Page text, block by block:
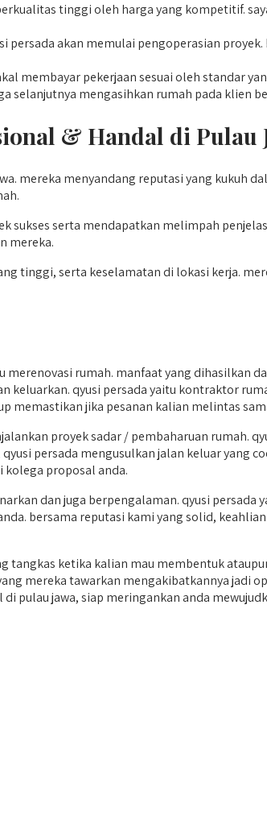
tinggi oleh harga yang kompetitif.
persada akan memulai pengoperasian
membayar pekerjaan sesuai oleh standar
selanjutnya mengasihkan rumah pada klien
& Handal di Pulau
mereka menyandang reputasi yang kukuh
sukses serta mendapatkan melimpah
mereka.
tinggi, serta keselamatan di lokasi kerja.
rumah. manfaat yang dihasilkan
keluarkan. qyusi persada yaitu kontraktor
memastikan jika pesanan kalian melintas
proyek sadar / pembaharuan rumah.
persada mengusulkan jalan keluar yang
kolega proposal anda.
dan juga berpengalaman. qyusi
bersama reputasi kami yang solid,
ketika kalian mau membentuk
mereka tawarkan mengakibatkannya jadi
pulau jawa, siap meringankan anda